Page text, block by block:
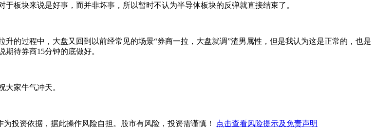
板块来说是好事，而并非坏事，所以暂时不认为半导体板块的反弹就直接结束了。
的过程中，大盘又回到以前经常见的场景“券商一拉，大盘就调”渣男属性，但是我认为这是正常的，也是
待券商15分钟的底做好。
家牛气冲天。
投资依据，据此操作风险自担。股市有风险，投资需谨慎！ 点击查看风险提示及免责声明